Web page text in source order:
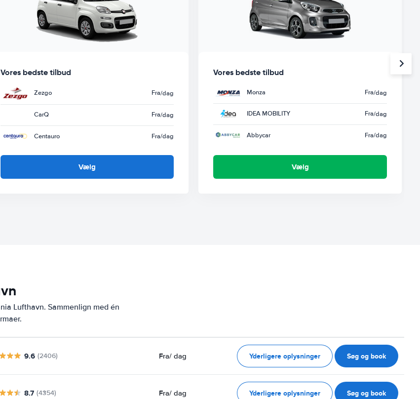
Vores bedste tilbud
Zezgo Fra/dag
CarQ Fra/dag
Centauro Fra/dag
Vælg
Vores bedste tilbud
Monza Fra/dag
IDEA MOBILITY Fra/dag
Abbycar Fra/dag
Vælg
Lufthavn. Sammenlign med én
9.6 (2406) Fra/ dag Yderligere oplysninger Søg og book
8.7 (4354) Fra/ dag Yderligere oplysninger Søg og book